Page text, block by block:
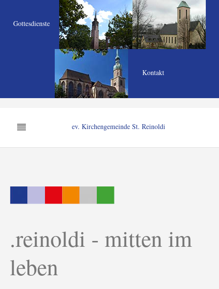
Gottesdienste
Kontakt
ev. Kirchengemeinde St. Reinoldi
.reinoldi - mitten im
leben